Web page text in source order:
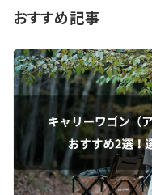
おすすめ記事